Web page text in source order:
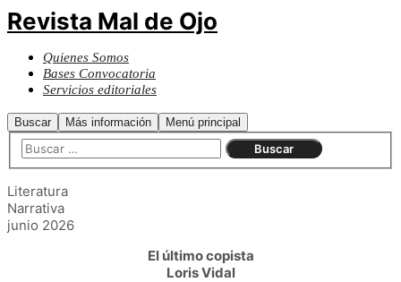
Revista Mal de Ojo
Quienes Somos
Bases Convocatoria
Servicios editoriales
Buscar Más información Menú principal
Literatura
Narrativa
junio 2026
El último copista
Loris Vidal